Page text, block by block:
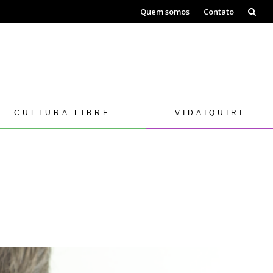
Skip
Quem somos Contato
CULTURA LIBRE VIDAIQUIRI